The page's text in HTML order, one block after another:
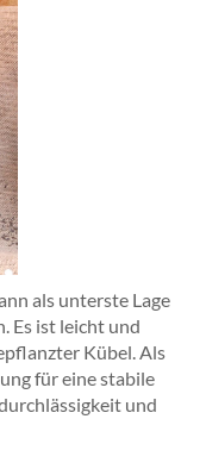
als unterste Lage
Es ist leicht und
Kübel. Als
für eine stabile
und